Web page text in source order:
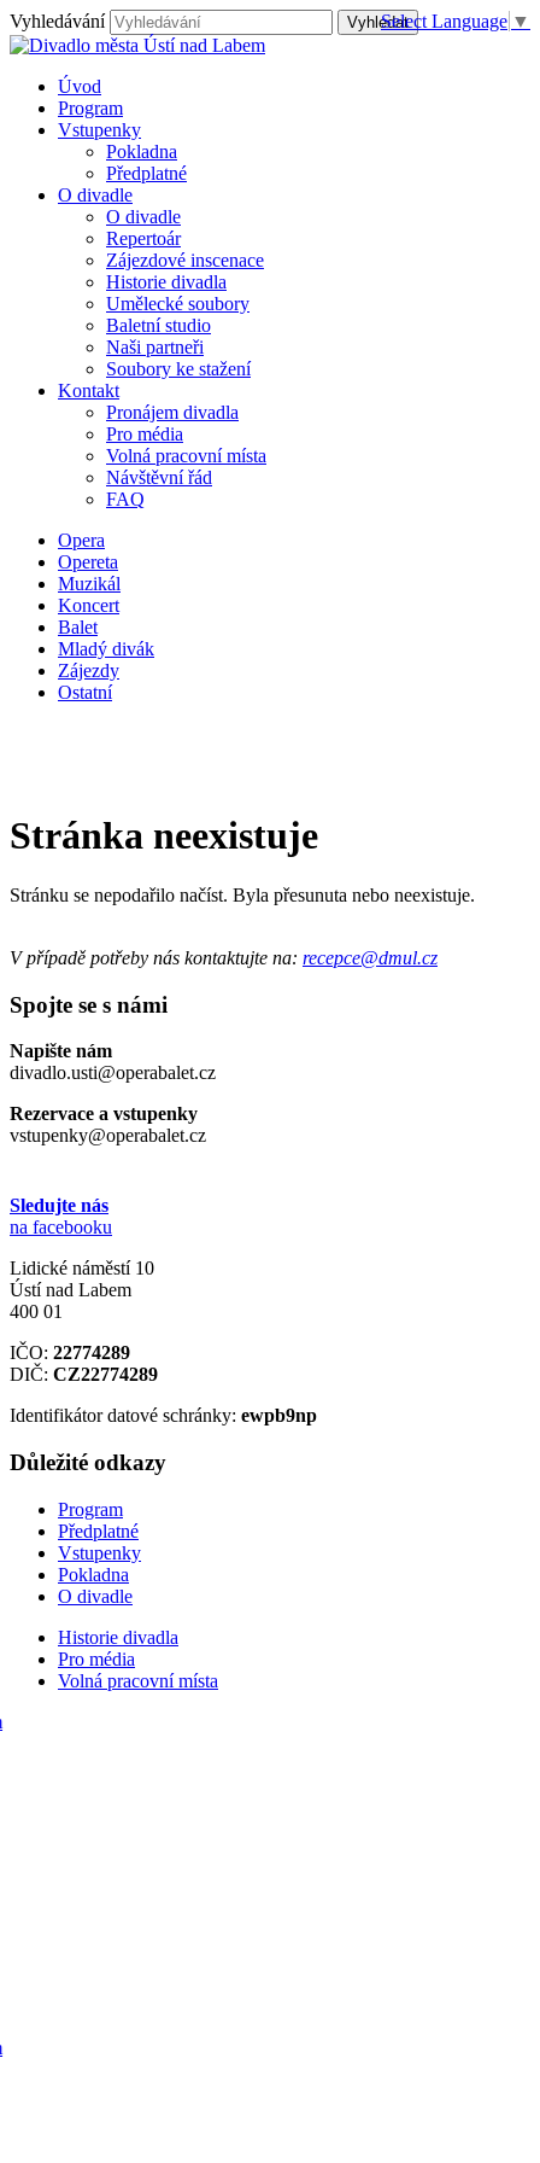
Vyhledávání
Úvod
Program
Vstupenky
Pokladna
Předplatné
O divadle
O divadle
Repertoár
Zájezdové inscenace
Historie divadla
Umělecké soubory
Baletní studio
Naši partneři
Soubory ke stažení
Kontakt
Pronájem divadla
Pro média
Volná pracovní místa
Návštěvní řád
FAQ
Select Language ▼
Opera
Opereta
Muzikál
Koncert
Balet
Mladý divák
Zájezdy
Ostatní
Stránka neexistuje
Stránku se nepodařilo načíst. Byla přesunuta nebo neexistuje.
V případě potřeby nás kontaktujte na: recepce@dmul.cz
Spojte se s námi
Napište nám
divadlo.usti@operabalet.cz
Rezervace a vstupenky
vstupenky@operabalet.cz
Sledujte nás
na facebooku
Lidické náměstí 10
Ústí nad Labem
400 01
IČO: 22774289
DIČ: CZ22774289
Identifikátor datové schránky: ewpb9np
Důležité odkazy
Program
Předplatné
Vstupenky
Pokladna
O divadle
Historie divadla
Pro média
Volná pracovní místa